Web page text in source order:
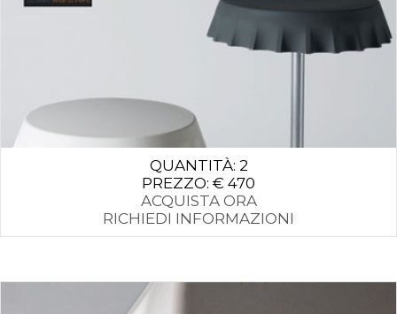
QUANTITÀ: 2
PREZZO: € 470
ACQUISTA ORA
RICHIEDI INFORMAZIONI